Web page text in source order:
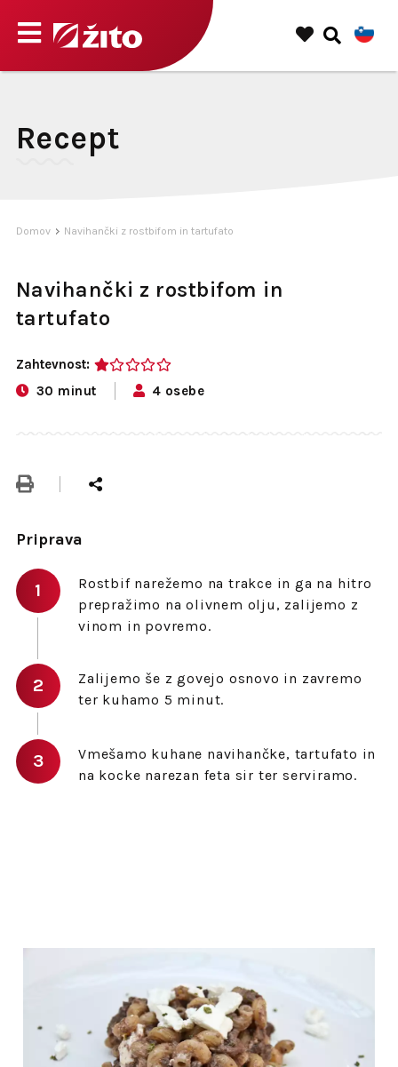
Recept
Domov Navihančki z rostbifom in tartufato
Navihančki z rostbifom in
tartufato
Zahtevnost:
30 minut 4 osebe
Priprava
Rostbif narežemo na trakce in ga na hitro
prepražimo na olivnem olju, zalijemo z
vinom in povremo.
Zalijemo še z govejo osnovo in zavremo
ter kuhamo 5 minut.
Vmešamo kuhane navihančke, tartufato in
na kocke narezan feta sir ter serviramo.